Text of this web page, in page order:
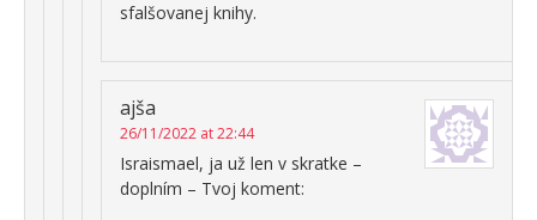
sfalšovanej knihy.
ajša
26/11/2022 at 22:44
Israismael, ja už len v skratke –
doplním – Tvoj koment: